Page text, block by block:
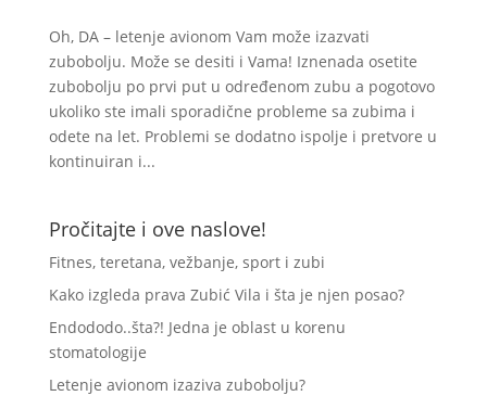
Oh, DA – letenje avionom Vam može izazvati
zubobolju. Može se desiti i Vama! Iznenada osetite
zubobolju po prvi put u određenom zubu a pogotovo
ukoliko ste imali sporadične probleme sa zubima i
odete na let. Problemi se dodatno ispolje i pretvore u
kontinuiran i...
Pročitajte i ove naslove!
Fitnes, teretana, vežbanje, sport i zubi
Kako izgleda prava Zubić Vila i šta je njen posao?
Endododo..šta?! Jedna je oblast u korenu
stomatologije
Letenje avionom izaziva zubobolju?